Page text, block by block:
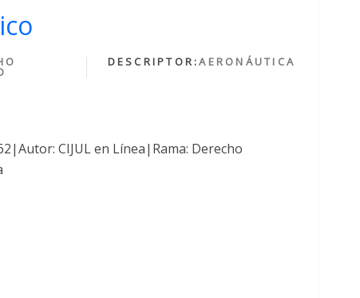
DESCRIPTOR:AERONÁUTICA
CIJUL en Línea|Rama: Derecho